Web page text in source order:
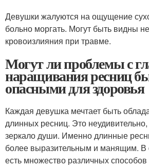
Девушки жалуются на ощущение
больно моргать. Могут быть видны
кровоизлияния при травме.
Могут ли проблемы с
наращивания ресниц
опасными для здоровья
Каждая девушка мечтает быть
длинных ресниц. Это неудивительно,
зеркало души. Именно длинные
более выразительным и манящим.
есть множество различных